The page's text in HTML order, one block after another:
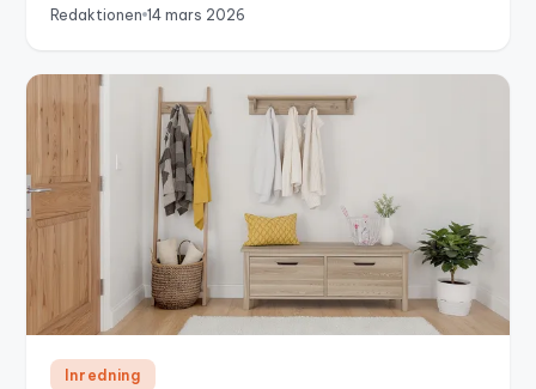
Redaktionen 14 mars 2026
Inredning